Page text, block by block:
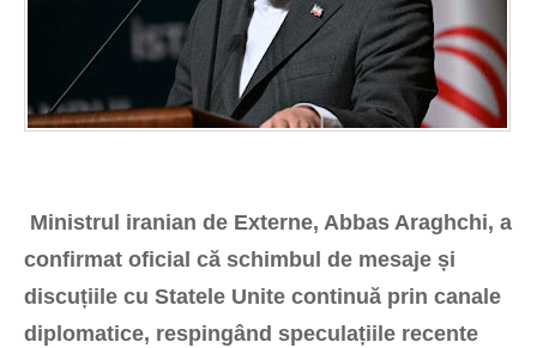
Ministrul iranian de Externe, Abbas Araghchi, a
confirmat oficial că schimbul de mesaje și
discuțiile cu Statele Unite continuă prin canale
diplomatice, respingând speculațiile recente